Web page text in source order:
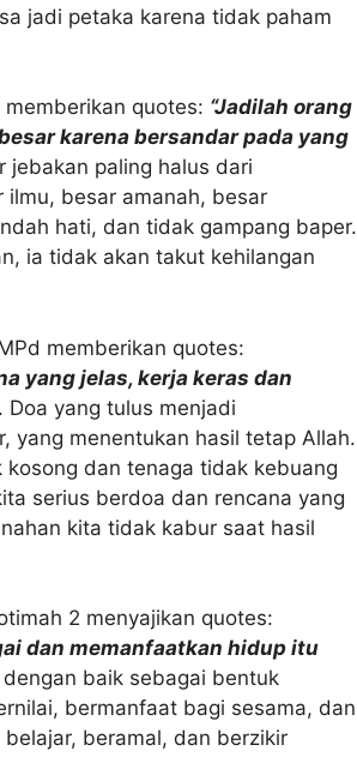
jadi petaka karena tidak paham
memberikan quotes: “Jadilah orang
karena bersandar pada yang
paling halus dari
ilmu, besar amanah, besar
hati, dan tidak gampang baper.
ia tidak akan takut kehilangan
memberikan quotes:
yang jelas, kerja keras dan
yang tulus menjadi
yang menentukan hasil tetap Allah.
dan tenaga tidak kebuang
serius berdoa dan rencana yang
kita tidak kabur saat hasil
2 menyajikan quotes:
dan memanfaatkan hidup itu
baik sebagai bentuk
bermanfaat bagi sesama, dan
beramal, dan berzikir